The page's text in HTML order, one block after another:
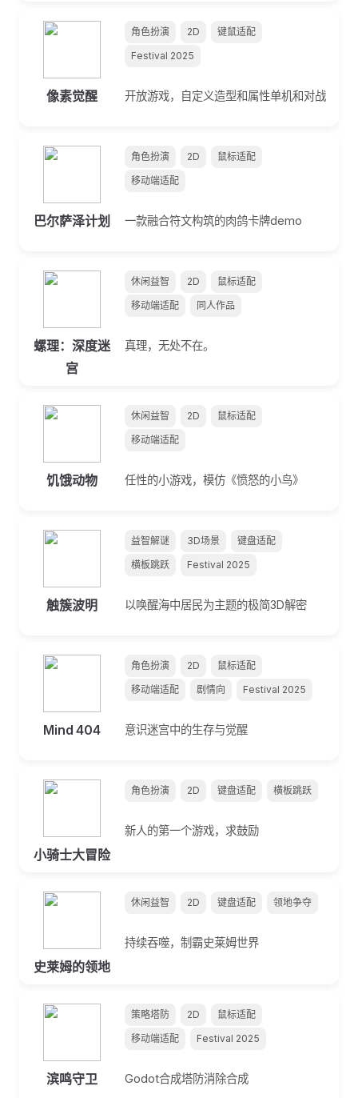
像素觉醒
角色扮演 2D
键鼠适配
Festival 2025
开放游戏，自定义造型和属性单机和对战
巴尔萨泽计划
角色扮演 2D
鼠标适配
移动端适配
一款融合符文构筑的肉鸽卡牌demo
螺理：深度迷
宫
休闲益智 2D
鼠标适配
移动端适配
同人作品
真理，无处不在。
饥饿动物
休闲益智 2D
鼠标适配
移动端适配
任性的小游戏，模仿《愤怒的小鸟》
触簇波明
益智解谜 3D场景
键盘适配
横板跳跃
Festival 2025
以唤醒海中居民为主题的极简3D解密
Mind 404
角色扮演 2D
鼠标适配
移动端适配
剧情向 Festival 2025
意识迷宫中的生存与觉醒
小骑士大冒险
角色扮演 2D 键盘适配 横板跳跃
新人的第一个游戏，求鼓励
史莱姆的领地
休闲益智 2D 键盘适配 领地争夺
持续吞噬，制霸史莱姆世界
滨鸣守卫
策略塔防 2D
鼠标适配
移动端适配
Festival 2025
Godot合成塔防消除合成